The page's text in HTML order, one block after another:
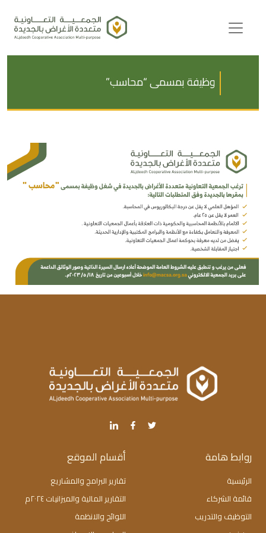
content
وظيفة بمسمى “محاسب”
روابط هامة
الرئيسية
قائمة الشركاء
التوظيف والتدريب
أقسام الموقع
تقارير البرامج والمشاريع
التقارير المالية والميزانيات ٢٠٢٤م
اللوائح والانظمة